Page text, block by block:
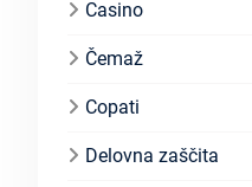
Casino
Čemaž
Copati
Delovna zaščita